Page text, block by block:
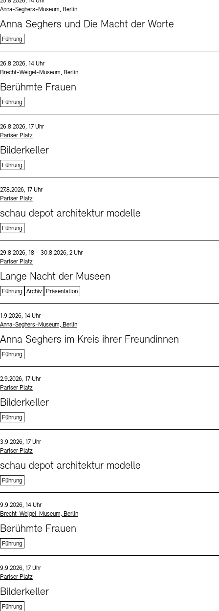
Standort
Anna-Seghers-Museum, Berlin
Anna Seghers und Die Macht der Worte
Führung
Datum und Uhrzeit:
26.8.2026, 14 Uhr
Standort
Brecht-Weigel-Museum, Berlin
Berühmte Frauen
Führung
Datum und Uhrzeit:
26.8.2026, 17 Uhr
Standort
Pariser Platz
Bilderkeller
Führung
Datum und Uhrzeit:
27.8.2026, 17 Uhr
Standort
Pariser Platz
schau depot architektur modelle
Führung
Datum und Uhrzeit:
29.8.2026, 18 – 30.8.2026, 2 Uhr
Standort
Pariser Platz
Lange Nacht der Museen
Führung Archiv Präsentation
Datum und Uhrzeit:
1.9.2026, 14 Uhr
Standort
Anna-Seghers-Museum, Berlin
Anna Seghers im Kreis ihrer Freundinnen
Führung
Datum und Uhrzeit:
2.9.2026, 17 Uhr
Standort
Pariser Platz
Bilderkeller
Führung
Datum und Uhrzeit:
3.9.2026, 17 Uhr
Standort
Pariser Platz
schau depot architektur modelle
Führung
Datum und Uhrzeit:
9.9.2026, 14 Uhr
Standort
Brecht-Weigel-Museum, Berlin
Berühmte Frauen
Führung
Datum und Uhrzeit:
9.9.2026, 17 Uhr
Standort
Pariser Platz
Bilderkeller
Führung